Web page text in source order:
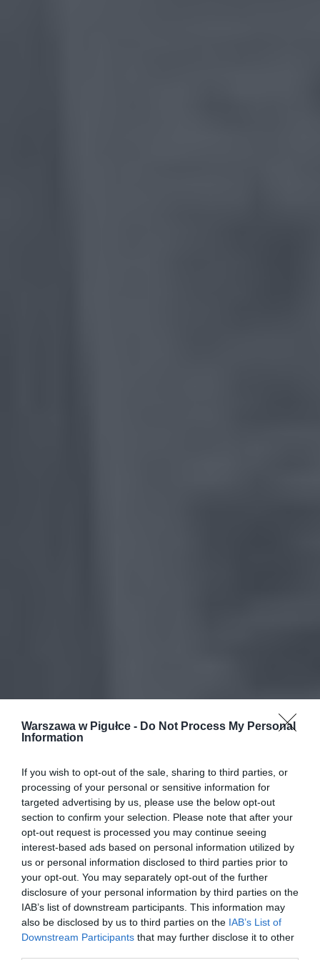
Warszawa w Pigułce - Do Not Process My Personal
Information
If you wish to opt-out of the sale, sharing to third parties, or
processing of your personal or sensitive information for
targeted advertising by us, please use the below opt-out
section to confirm your selection. Please note that after your
opt-out request is processed you may continue seeing
interest-based ads based on personal information utilized by
us or personal information disclosed to third parties prior to
your opt-out. You may separately opt-out of the further
disclosure of your personal information by third parties on the
IAB’s list of downstream participants. This information may
also be disclosed by us to third parties on the IAB’s List of
Downstream Participants that may further disclose it to other